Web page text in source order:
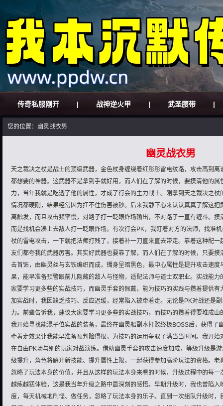
传奇私服刚开 | 战神逆火甲 | 武圣腰带 |
您的位置：幽灵战衣男
幽灵战衣男
天之裁决之杖是战士的顶级武器，金色杖身缠绕着红彤彤雷电纹路，攻击高到
都想要的神器。这武器不是拿到手就好用，而人们在了解的时候，要摸清他的
力，当年我就是吃透了他的属性，才成了行会的主力战士。刚拿到天之裁决之
情况都硬刚，结果经常因为扛不住伤害被秒。后来我静下心来认认真真了解这
离触发，而且攻击频率慢，对路子打一眨眼炸场输出，不对路子一直有缠斗。
而是找机会凑上去敌人打一眨眼炸场。有次行会PK，我盯着对方的法师，找准
杖的雷电攻击，一下就把法师打残了，接着补一刀直来直去带走。靠着这种配
友们都夸我的武器厉害。其实好武器也要靠了解，而人们在了解的时候，只要
击首饰，由幽灵丝与玄铁编织而成，镯身呈暗黑色，最中心属性是提升攻击速
果，能早准备预警跟前儿隐藏的敌人与怪物，适配法师与道士双职业。实战能
家要学习更多些的实战技巧，而幽灵手套的佩戴，能为技巧的实践与攒着提供
加实战时，我因缺乏技巧、反应迟缓，经常陷入被牵着走。无论是PK对战还是
力。前辈告诉我，建议大家要学习更多些的实战技巧，而技巧的攒着得要堆成
我开始寻找能混子位实战的装备，最终在幽灵船副本打败终极BOSS后，获得了
牵着走效果让我能早准备预判险得很，为技巧的运用争取了满当当时间。我开
在自由PK场与别的玩家对战演练。借助幽灵手套的攻击速度加成，等级升级是
级提升，角色将解开新技能、提升属性上限，一起获得参加高阶玩法的资格。
忽略了玩法本身的价值，并且从这样的玩法本身来看的时候，升级过程中的每
越练越猛体验，这是我当年升级之路中最深刻的感悟。早期升级时，我也曾陷
度，每天机械地刷怪、做任务，忽略了玩法本身的乐子。直到一次组队升级时